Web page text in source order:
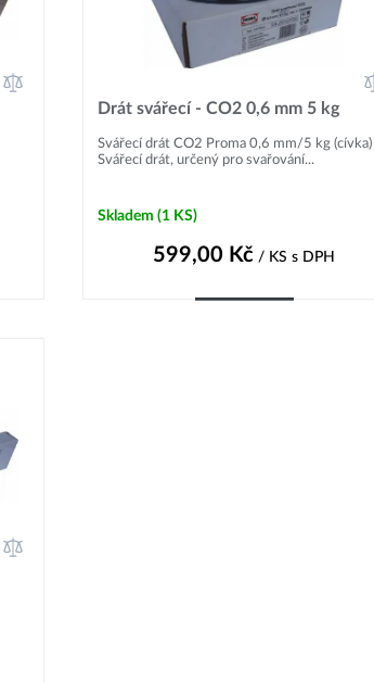
Drát svářecí - CO2 0,6 mm 5 kg
Svářecí drát CO2 Proma 0,6 mm/5 kg (cívka)
Svářecí drát, určený pro svařování...
Skladem (1 KS)
599,00 Kč / KS s DPH